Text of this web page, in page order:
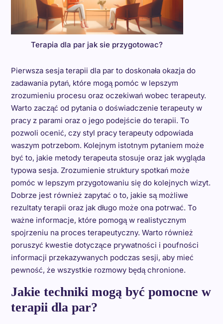
Terapia dla par jak sie przygotowac?
Pierwsza sesja terapii dla par to doskonała okazja do
zadawania pytań, które mogą pomóc w lepszym
zrozumieniu procesu oraz oczekiwań wobec terapeuty.
Warto zacząć od pytania o doświadczenie terapeuty w
pracy z parami oraz o jego podejście do terapii. To
pozwoli ocenić, czy styl pracy terapeuty odpowiada
waszym potrzebom. Kolejnym istotnym pytaniem może
być to, jakie metody terapeuta stosuje oraz jak wygląda
typowa sesja. Zrozumienie struktury spotkań może
pomóc w lepszym przygotowaniu się do kolejnych wizyt.
Dobrze jest również zapytać o to, jakie są możliwe
rezultaty terapii oraz jak długo może ona potrwać. To
ważne informacje, które pomogą w realistycznym
spojrzeniu na proces terapeutyczny. Warto również
poruszyć kwestie dotyczące prywatności i poufności
informacji przekazywanych podczas sesji, aby mieć
pewność, że wszystkie rozmowy będą chronione.
Jakie techniki mogą być pomocne w
terapii dla par?